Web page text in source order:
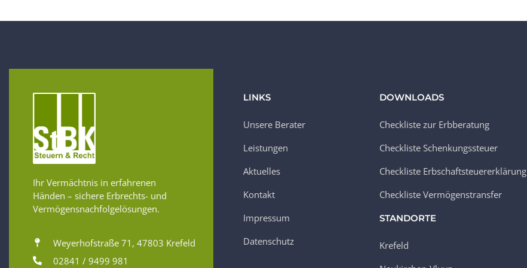
Ihr Vermächtnis in erfahrenen
Händen – sichere Erbrechts- und
Vermögensnachfolgelösungen.
Weyerhofstraße 71, 47803 Krefeld
02841 / 9499 981
LINKS
Unsere Berater
Leistungen
Aktuelles
Kontakt
Impressum
Datenschutz
DOWNLOADS
Checkliste zur Erbberatung
Checkliste Schenkungssteuer
Checkliste Erbschaftsteuererklärung
Checkliste Vermögenstransfer
STANDORTE
Krefeld